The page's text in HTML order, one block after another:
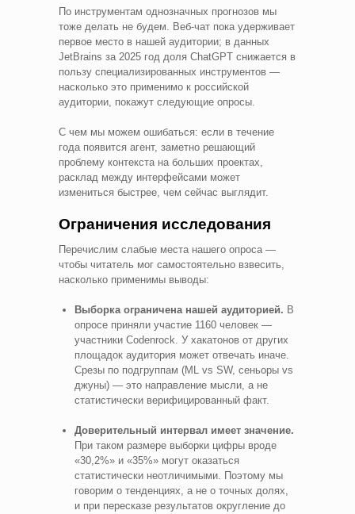
По инструментам однозначных прогнозов мы
тоже делать не будем. Веб-чат пока удерживает
первое место в нашей аудитории; в данных
JetBrains за 2025 год доля ChatGPT снижается в
пользу специализированных инструментов —
насколько это применимо к российской
аудитории, покажут следующие опросы.
С чем мы можем ошибаться: если в течение
года появится агент, заметно решающий
проблему контекста на больших проектах,
расклад между интерфейсами может
измениться быстрее, чем сейчас выглядит.
Ограничения исследования
Перечислим слабые места нашего опроса —
чтобы читатель мог самостоятельно взвесить,
насколько применимы выводы:
Выборка ограничена нашей аудиторией. В
опросе приняли участие 1160 человек —
участники Codenrock. У хакатонов от других
площадок аудитория может отвечать иначе.
Срезы по подгруппам (ML vs SW, сеньоры vs
джуны) — это направление мысли, а не
статистически верифицированный факт.
Доверительный интервал имеет значение.
При таком размере выборки цифры вроде
«30,2%» и «35%» могут оказаться
статистически неотличимыми. Поэтому мы
говорим о тенденциях, а не о точных долях,
и при пересказе результатов округление до